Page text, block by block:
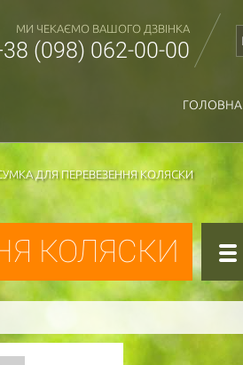
МИ ЧЕКАЄМО ВАШОГО ДЗВІНКА
(098) 062-00-00
ГОЛОВНА
ДЛЯ ПЕРЕВЕЗЕННЯ КОЛЯСКИ
КОЛЯСКИ